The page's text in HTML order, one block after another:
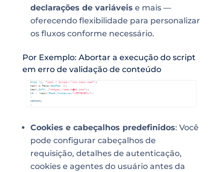
declarações de variáveis e mais —
oferecendo flexibilidade para personalizar
os fluxos conforme necessário.
Por Exemplo: Abortar a execução do script
em erro de validação de conteúdo
Cookies e cabeçalhos predefinidos: Você
pode configurar cabeçalhos de
requisição, detalhes de autenticação,
cookies e agentes do usuário antes da